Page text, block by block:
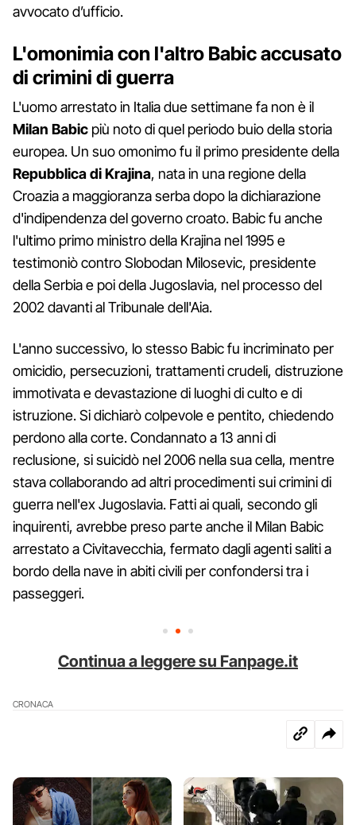
avvocato d’ufficio.
L'omonimia con l'altro Babic accusato
di crimini di guerra
L'uomo arrestato in Italia due settimane fa non è il
Milan Babic più noto di quel periodo buio della storia
europea. Un suo omonimo fu il primo presidente della
Repubblica di Krajina, nata in una regione della
Croazia a maggioranza serba dopo la dichiarazione
d'indipendenza del governo croato. Babic fu anche
l'ultimo primo ministro della Krajina nel 1995 e
testimoniò contro Slobodan Milosevic, presidente
della Serbia e poi della Jugoslavia, nel processo del
2002 davanti al Tribunale dell'Aia.
L'anno successivo, lo stesso Babic fu incriminato per
omicidio, persecuzioni, trattamenti crudeli, distruzione
immotivata e devastazione di luoghi di culto e di
istruzione. Si dichiarò colpevole e pentito, chiedendo
perdono alla corte. Condannato a 13 anni di
reclusione, si suicidò nel 2006 nella sua cella, mentre
stava collaborando ad altri procedimenti sui crimini di
guerra nell'ex Jugoslavia. Fatti ai quali, secondo gli
inquirenti, avrebbe preso parte anche il Milan Babic
arrestato a Civitavecchia, fermato dagli agenti saliti a
bordo della nave in abiti civili per confondersi tra i
passeggeri.
Continua a leggere su Fanpage.it
CRONACA